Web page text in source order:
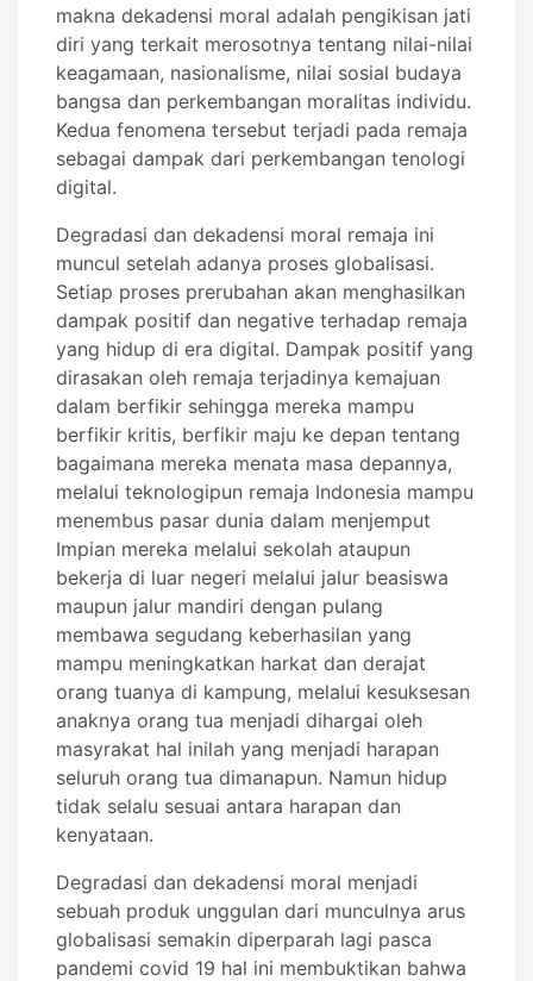
makna dekadensi moral adalah pengikisan jati
diri yang terkait merosotnya tentang nilai-nilai
keagamaan, nasionalisme, nilai sosial budaya
bangsa dan perkembangan moralitas individu.
Kedua fenomena tersebut terjadi pada remaja
sebagai dampak dari perkembangan tenologi
digital.
Degradasi dan dekadensi moral remaja ini
muncul setelah adanya proses globalisasi.
Setiap proses prerubahan akan menghasilkan
dampak positif dan negative terhadap remaja
yang hidup di era digital. Dampak positif yang
dirasakan oleh remaja terjadinya kemajuan
dalam berfikir sehingga mereka mampu
berfikir kritis, berfikir maju ke depan tentang
bagaimana mereka menata masa depannya,
melalui teknologipun remaja Indonesia mampu
menembus pasar dunia dalam menjemput
Impian mereka melalui sekolah ataupun
bekerja di luar negeri melalui jalur beasiswa
maupun jalur mandiri dengan pulang
membawa segudang keberhasilan yang
mampu meningkatkan harkat dan derajat
orang tuanya di kampung, melalui kesuksesan
anaknya orang tua menjadi dihargai oleh
masyrakat hal inilah yang menjadi harapan
seluruh orang tua dimanapun. Namun hidup
tidak selalu sesuai antara harapan dan
kenyataan.
Degradasi dan dekadensi moral menjadi
sebuah produk unggulan dari munculnya arus
globalisasi semakin diperparah lagi pasca
pandemi covid 19 hal ini membuktikan bahwa